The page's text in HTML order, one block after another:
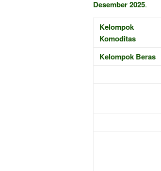
Desember 2025.
Kelompok
Komoditas
Kelompok Beras